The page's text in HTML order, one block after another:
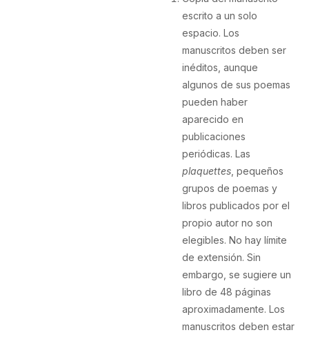
escrito a un solo
espacio. Los
manuscritos deben ser
inéditos, aunque
algunos de sus poemas
pueden haber
aparecido en
publicaciones
periódicas. Las
plaquettes, pequeños
grupos de poemas y
libros publicados por el
propio autor no son
elegibles. No hay límite
de extensión. Sin
embargo, se sugiere un
libro de 48 páginas
aproximadamente. Los
manuscritos deben estar